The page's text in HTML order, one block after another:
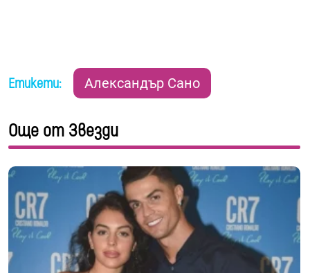
Етикети: Александър Сано
Още от Звезди